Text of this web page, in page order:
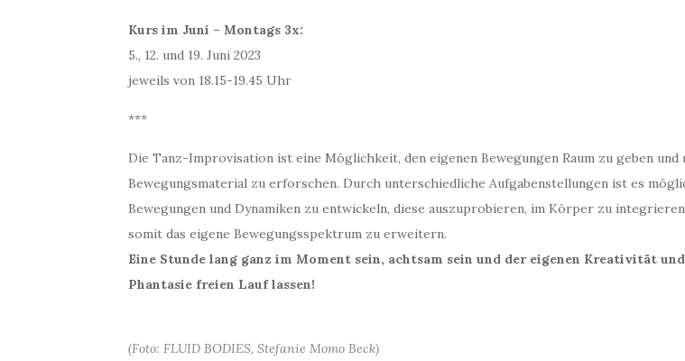
Kurs im Juni – Montags 3x:
5., 12. und 19. Juni 2023
jeweils von 18.15-19.45 Uhr
***
Die Tanz-Improvisation ist eine Möglichkeit, den eigenen Bewegungen Raum zu geben und
Bewegungsmaterial zu erforschen. Durch unterschiedliche Aufgabenstellungen ist es
Bewegungen und Dynamiken zu entwickeln, diese auszuprobieren, im Körper zu
somit das eigene Bewegungsspektrum zu erweitern.
Eine Stunde lang ganz im Moment sein, achtsam sein und der eigenen Kreativität und
Phantasie freien Lauf lassen!
(Foto: FLUID BODIES, Stefanie Momo Beck)